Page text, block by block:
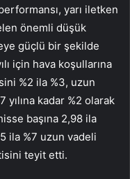
yarı iletken
önemli düşük
güçlü bir şekilde
için hava koşullarına
%2 ila %3, uzun
kadar %2 olarak
başına 2,98 ila
ila %7 uzun vadeli
teyit etti.